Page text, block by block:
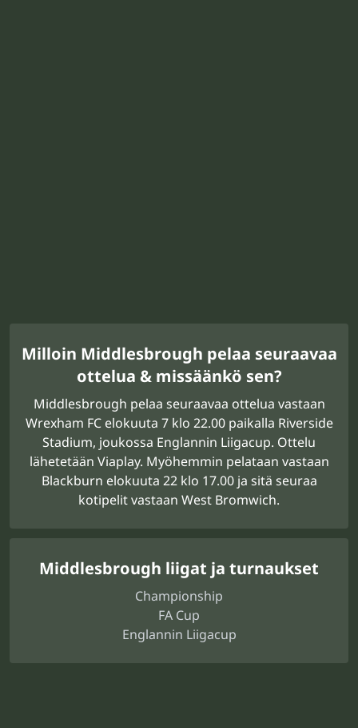
Milloin Middlesbrough pelaa seuraavaa
ottelua & missäänkö sen?
Middlesbrough pelaa seuraavaa ottelua vastaan
Wrexham FC elokuuta 7 klo 22.00 paikalla Riverside
Stadium, joukossa Englannin Liigacup. Ottelu
lähetetään Viaplay. Myöhemmin pelataan vastaan
Blackburn elokuuta 22 klo 17.00 ja sitä seuraa
kotipelit vastaan West Bromwich.
Middlesbrough liigat ja turnaukset
Championship
FA Cup
Englannin Liigacup